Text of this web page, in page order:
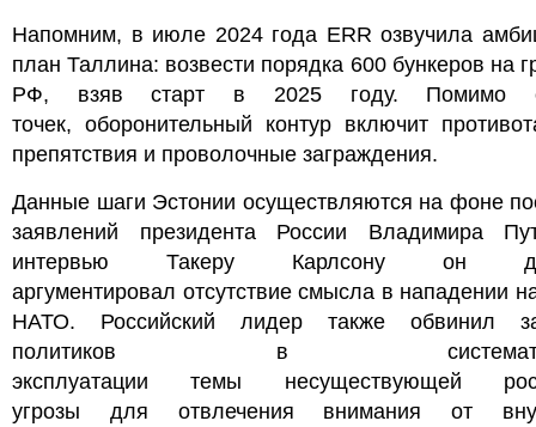
Напомним, в июле 2024 года ERR озвучила
план Таллина: возвести порядка 600 бункеров на
РФ, взяв старт в 2025 году. Помимо
точек, оборонительный контур включит
препятствия и проволочные заграждения.
Данные шаги Эстонии осуществляются на фоне
заявлений президента России Владимира
интервью Такеру Карлсону он
аргументировал отсутствие смысла в нападении
НАТО. Российский лидер также обвинил
политиков в
эксплуатации темы несуществующей
угрозы для отвлечения внимания от